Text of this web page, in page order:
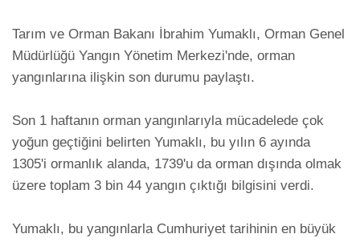
Tarım ve Orman Bakanı İbrahim Yumaklı, Orman Genel
Müdürlüğü Yangın Yönetim Merkezi'nde, orman
yangınlarına ilişkin son durumu paylaştı.
Son 1 haftanın orman yangınlarıyla mücadelede çok
yoğun geçtiğini belirten Yumaklı, bu yılın 6 ayında
1305'i ormanlık alanda, 1739'u da orman dışında olmak
üzere toplam 3 bin 44 yangın çıktığı bilgisini verdi.
Yumaklı, bu yangınlarla Cumhuriyet tarihinin en büyük